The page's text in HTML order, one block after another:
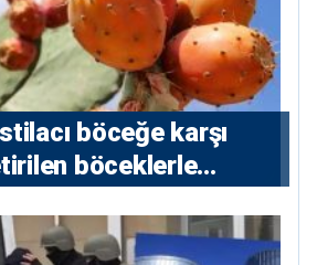
böceğe karşı
böceklerle